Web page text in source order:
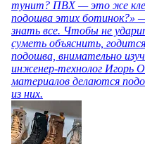
тунит? ПВХ — это же
подошва этих ботинок?»
знать все. Чтобы не
суметь объяснить,
подошва, внимательно
инженер-технолог Игорь
материалов делаются
из них.